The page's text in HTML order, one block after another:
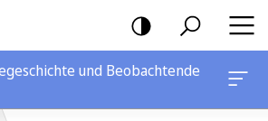
und Beobachtende